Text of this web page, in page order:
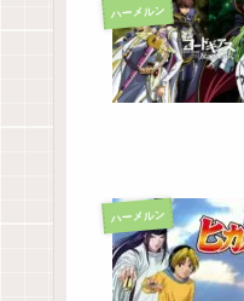
ハーメルン
ハーメルン